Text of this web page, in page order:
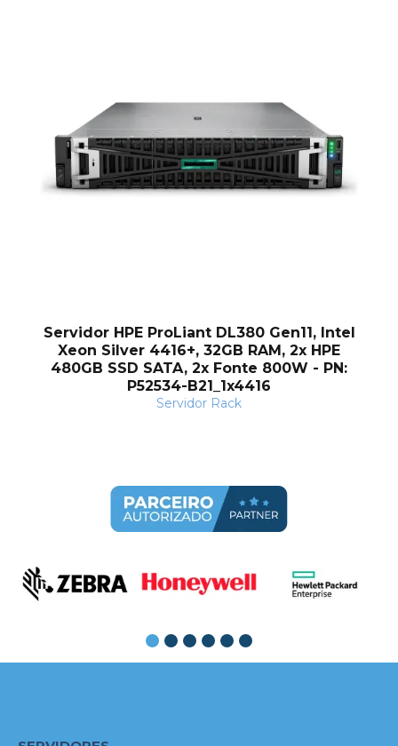
Servidor HPE ProLiant DL380 Gen11, Intel
Xeon Silver 4416+, 32GB RAM, 2x HPE
480GB SSD SATA, 2x Fonte 800W - PN:
P52534-B21_1x4416
Servidor Rack